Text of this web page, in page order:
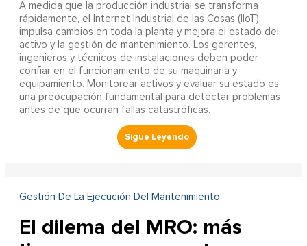
A medida que la producción industrial se transforma
rápidamente, el Internet Industrial de las Cosas (IIoT)
impulsa cambios en toda la planta y mejora el estado del
activo y la gestión de mantenimiento. Los gerentes,
ingenieros y técnicos de instalaciones deben poder
confiar en el funcionamiento de su maquinaria y
equipamiento. Monitorear activos y evaluar su estado es
una preocupación fundamental para detectar problemas
antes de que ocurran fallas catastróficas.
Gestión De La Ejecución Del Mantenimiento
El dilema del MRO: más